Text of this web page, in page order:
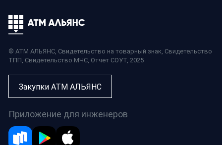
© АТМ АЛЬЯНС, Свидетельство на товарный знак, Свидетельство
ТПП, Свидетельство МЧС, Отчет СОУТ, 2025
Закупки АТМ АЛЬЯНС
Приложение для инженеров